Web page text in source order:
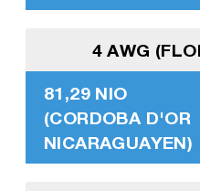
4 AWG
81,29 NIO
(CORDOBA D'OR
NICARAGUAYEN)